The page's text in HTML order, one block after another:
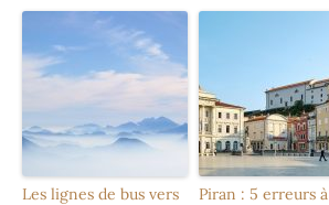
Les lignes de bus vers
Piran : 5 erreurs à